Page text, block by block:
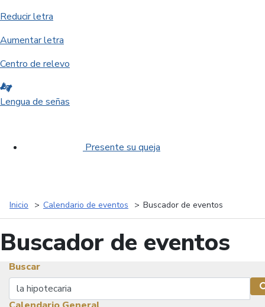
Reducir letra
Aumentar letra
Centro de relevo
Lengua de señas
Presente su queja
Inicio Calendario de eventos Buscador de eventos
Buscador de eventos
Buscar
Buscar